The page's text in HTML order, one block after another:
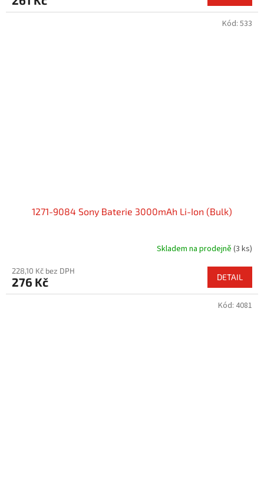
1271-9084 Sony Baterie 3000mAh Li-Ion (Bulk)
Skladem na prodejně (3 ks)
228,10 Kč bez DPH
276 Kč DETAIL
Kód: 533
Kód: 4081